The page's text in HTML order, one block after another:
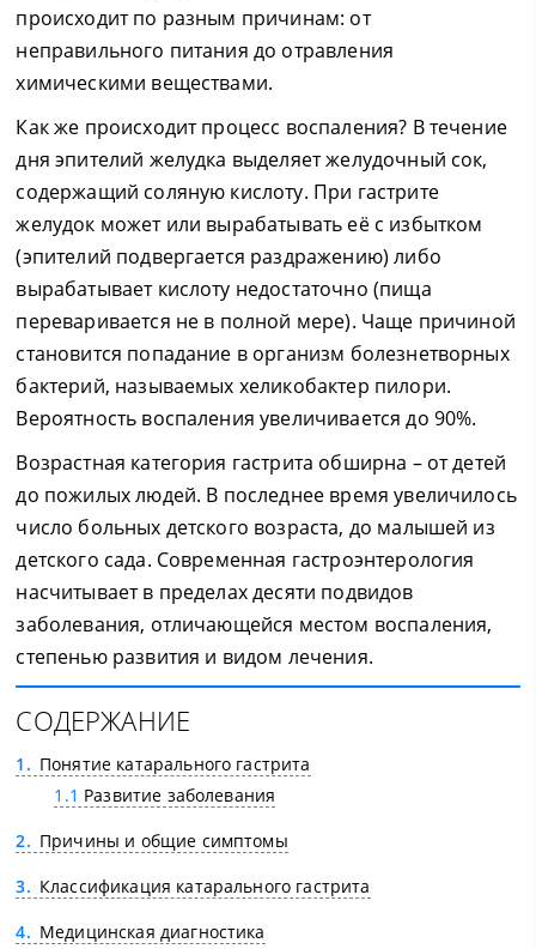
происходит по разным причинам: от
неправильного питания до отравления
химическими веществами.
Как же происходит процесс воспаления? В течение
дня эпителий желудка выделяет желудочный сок,
содержащий соляную кислоту. При гастрите
желудок может или вырабатывать её с избытком
(эпителий подвергается раздражению) либо
вырабатывает кислоту недостаточно (пища
переваривается не в полной мере). Чаще причиной
становится попадание в организм болезнетворных
бактерий, называемых хеликобактер пилори.
Вероятность воспаления увеличивается до 90%.
Возрастная категория гастрита обширна – от детей
до пожилых людей. В последнее время увеличилось
число больных детского возраста, до малышей из
детского сада. Современная гастроэнтерология
насчитывает в пределах десяти подвидов
заболевания, отличающейся местом воспаления,
степенью развития и видом лечения.
СОДЕРЖАНИЕ
1
Понятие катарального гастрита
1.1 Развитие заболевания
2
Причины и общие симптомы
3
Классификация катарального гастрита
4
Медицинская диагностика